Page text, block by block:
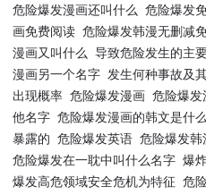
危险爆发漫画还叫什么 危险爆发
画免费阅读 危险爆发韩漫无删减
漫画又叫什么
导致危险发生的主
漫画另一个名字 发生何种事故及
出现概率 危险爆发漫画 危险爆发
他名字 危险爆发漫画的韩文是什么
暴露的 危险爆发英语 危险爆发韩
危险爆发在一耽中叫什么名字 爆
爆发高危领域安全危机为特征 危